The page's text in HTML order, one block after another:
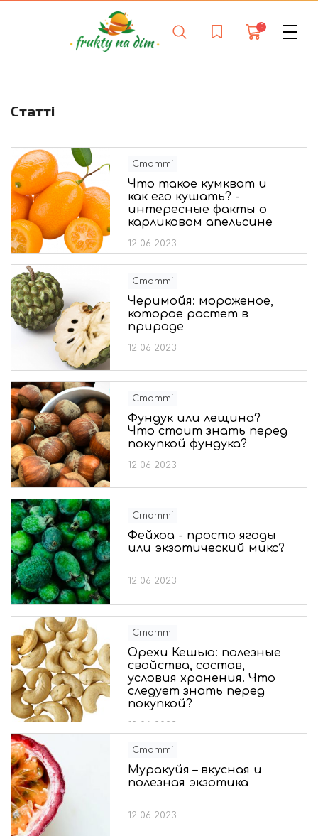
0
Статті
Статті
Что такое кумкват и
как его кушать? -
интересные факты о
карликовом апельсине
12 06 2023
Статті
Черимойя: мороженое,
которое растет в
природе
12 06 2023
Статті
Фундук или лещина?
Что стоит знать перед
покупкой фундука?
12 06 2023
Статті
Фейхоа - просто ягоды
или экзотический микс?
12 06 2023
Статті
Орехи Кешью: полезные
свойства, состав,
условия хранения. Что
следует знать перед
покупкой?
12 06 2023
Статті
Муракуйя – вкусная и
полезная экзотика
12 06 2023